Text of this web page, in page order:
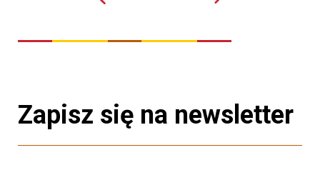
Zapisz się na newsletter